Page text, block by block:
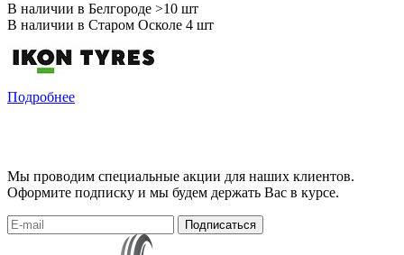
В наличии в Белгороде >10 шт
В наличии в Старом Осколе 4 шт
Подробнее
Мы проводим специальные акции для наших клиентов.
Оформите подписку и мы будем держать Вас в курсе.
Подписаться